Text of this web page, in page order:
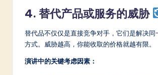
4. 替代产品或服务的威胁
替代品不仅仅是直接竞争对手，它们是解决同
方式。威胁越高，你能收取的价格就越有限。
演讲中的关键考虑因素：